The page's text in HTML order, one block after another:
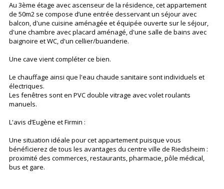
Au 3ème étage avec ascenseur de la résidence, cet appartement
de 50m2 se compose d’une entrée desservant un séjour avec
balcon, d'une cuisine aménagée et équipée ouverte sur le séjour,
d'une chambre avec placard aménagé, d'une salle de bains avec
baignoire et WC, d'un cellier/buanderie.
Une cave vient compléter ce bien.
Le chauffage ainsi que l'eau chaude sanitaire sont individuels et
électriques.
Les fenêtres sont en PVC double vitrage avec volet roulants
manuels.
L'avis d’Eugène et Firmin :
Une situation idéale pour cet appartement puisque vous
bénéficierez de tous les avantages du centre ville de Riedisheim :
proximité des commerces, restaurants, pharmacie, pôle médical,
bus et gare.